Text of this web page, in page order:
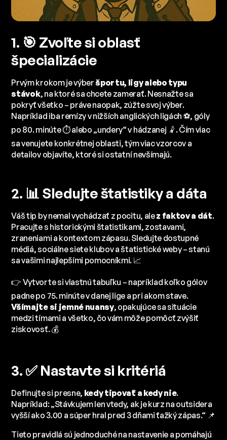
1. 🎯 Zvoľte si oblasť
špecializácie
Prvým krokom je výberšportu, ligy alebo typu
stávok, na ktoré sa chcete zamerať. Nesnažte sa
pokryť všetko – práve naopak, zúžte svoj výber.
Napríklad iba remízy v nižších anglických ligách ⚽, góly
po 80. minúte ⏱️ alebo „undery“ v hádzanej 🤾. Čím viac
sa venujete konkrétnej oblasti, tým viac vzorcov a
detailov objavíte, ktoré si ostatní nevšímajú.
2. 📊 Sledujte štatistiky a dáta
Váš tip by nemal vychádzať z pocitu, alez faktov a dát.
Pracujte s historickými štatistikami, zostavami,
zraneniami a kontextom zápasu. Sledujte dostupné
médiá, sociálne siete klubov a štatistické weby – stanú
sa vašimi najlepšími pomocníkmi. 📈
👉 Vytvorte si vlastnú tabuľku – napríklad koľko gólov
padne po 75. minúte v danej lige a pri akom stave.
Všímajte si jemné nuansy, opakujúce sa situácie
medzi tímami a všetko, čo vám môže pomôcť zvýšiť
ziskovosť. 💰
3. ✅ Nastavte si kritériá
Definujte si presne, kedy tipovať a kedy nie.
Napríklad: „Stávkujem len vtedy, ak je kurz na outsidera
vyšší ako 3.00 a súper hral pred 3 dňami ťažký zápas.“ 📌
Tieto pravidlá sú jednoduché na nastavenie a pomáhajú